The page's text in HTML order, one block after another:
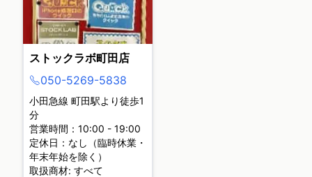
ストックラボ町田店
050-5269-5838
小田急線 町田駅より徒歩1
分
営業時間：10:00 - 19:00
定休日：なし（臨時休業・
年末年始を除く）
取扱商材: すべて